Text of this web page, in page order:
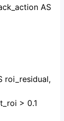
AS
roi_residual,
> 0.1